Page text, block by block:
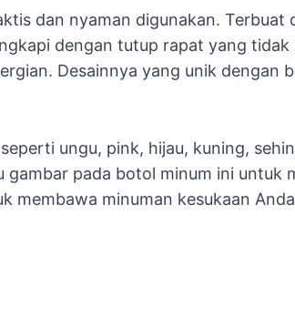
dan nyaman digunakan.
dengan tutup rapat yang
Desainnya yang unik dengan
ungu, pink, hijau, kuning,
pada botol minum ini untuk
minuman kesukaan